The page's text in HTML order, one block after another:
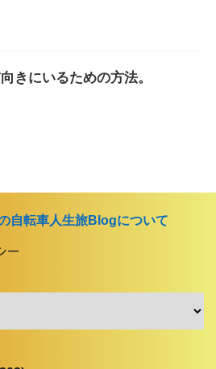
きにいるための方法。
自転車人生旅Blogについて
ー